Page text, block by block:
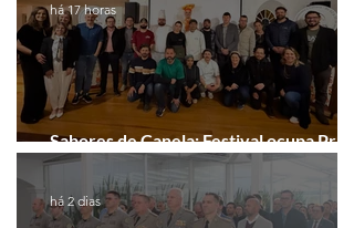
Sabores de Canela: Festival ocupa Praça
João Corrêa em setembro
há 17 horas
há 2 dias